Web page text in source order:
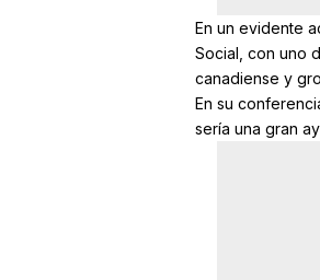
En un evidente
Social, con uno
canadiense y
En su
sería una gran